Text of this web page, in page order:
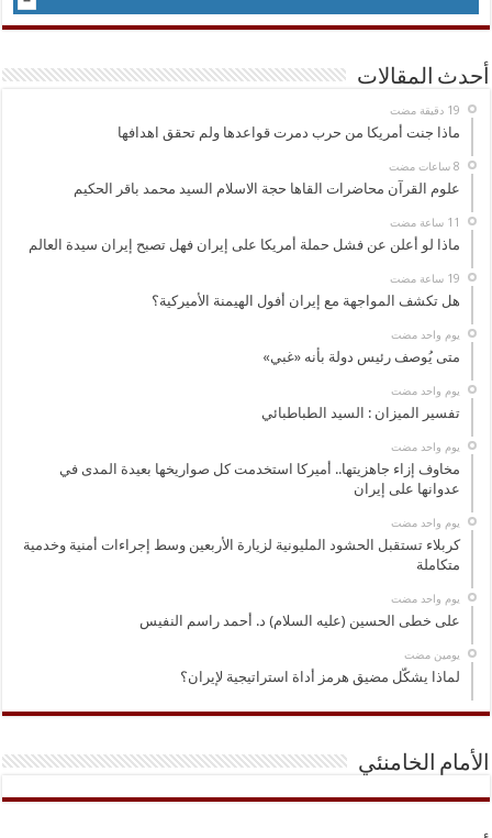
أحدث المقالات
ماذا جنت أمريكا من حرب دمرت قواعدها ولم تحقق اهدافها
علوم القرآن محاضرات القاها حجة الاسلام السيد محمد باقر الحكيم
ماذا لو أعلن عن فشل حملة أمريكا على إيران فهل تصبح إيران سيدة العالم
هل تكشف المواجهة مع إيران أفول الهيمنة الأميركية؟
‏يوم واحد مضت
متى يُوصف رئيس دولة بأنه «غبي»
‏يوم واحد مضت
تفسير الميزان : السيد الطباطبائي
‏يوم واحد مضت
مخاوف إزاء جاهزيتها.. أميركا استخدمت كل صواريخها بعيدة المدى في
عدوانها على إيران
‏يوم واحد مضت
كربلاء تستقبل الحشود المليونية لزيارة الأربعين وسط إجراءات أمنية وخدمية
متكاملة
‏يوم واحد مضت
على خطى الحسين (عليه السلام) د. أحمد راسم النفيس
‏يومين مضت
لماذا يشكّل مضيق هرمز أداة استراتيجية لإيران؟
الأمام الخامنئي